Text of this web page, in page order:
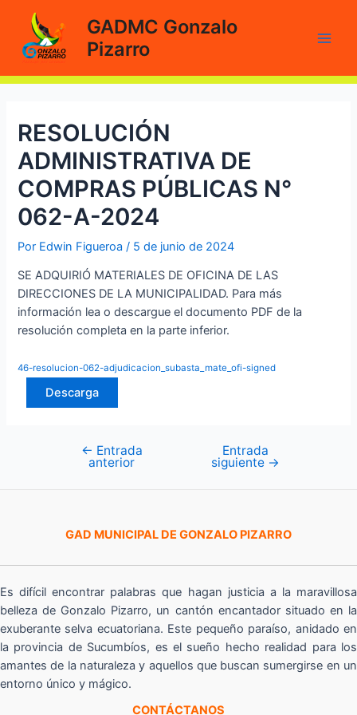
contenido
GADMC Gonzalo
Pizarro
RESOLUCIÓN
ADMINISTRATIVA DE
COMPRAS PÚBLICAS N°
062-A-2024
Por Edwin Figueroa/ 5 de junio de 2024
SE ADQUIRIÓ MATERIALES DE OFICINA DE LAS
DIRECCIONES DE LA MUNICIPALIDAD. Para más
información lea o descargue el documento PDF de la
resolución completa en la parte inferior.
46-resolucion-062-adjudicacion_subasta_mate_ofi-signed
Descarga
Navegación
← Entrada
anterior
Entrada
siguiente →
GAD MUNICIPAL DE GONZALO PIZARRO
Es difícil encontrar palabras que hagan justicia a la maravillosa
belleza de Gonzalo Pizarro, un cantón encantador situado en la
exuberante selva ecuatoriana. Este pequeño paraíso, anidado en
la provincia de Sucumbíos, es el sueño hecho realidad para los
amantes de la naturaleza y aquellos que buscan sumergirse en un
entorno único y mágico.
CONTÁCTANOS